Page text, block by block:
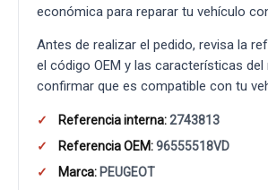
económica para reparar tu vehículo
Antes de realizar el pedido, revisa la
el código OEM y las características
confirmar que es compatible con tu
Referencia interna:2743813
Referencia OEM:96555518VD
Marca: PEUGEOT